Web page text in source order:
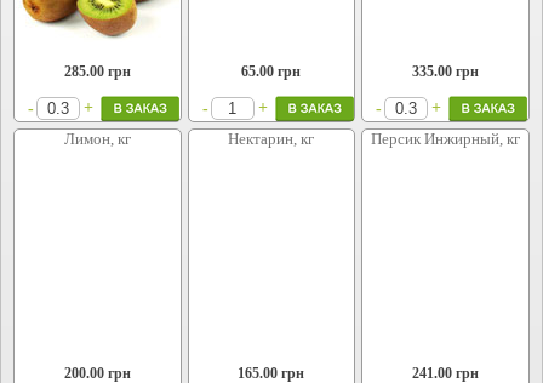
285.00грн
- +
65.00 грн
- +
335.00 грн
-
+
Лимон, кг
200.00грн
Нектарин, кг
165.00 грн
Персик Инжирный, кг
241.00 грн